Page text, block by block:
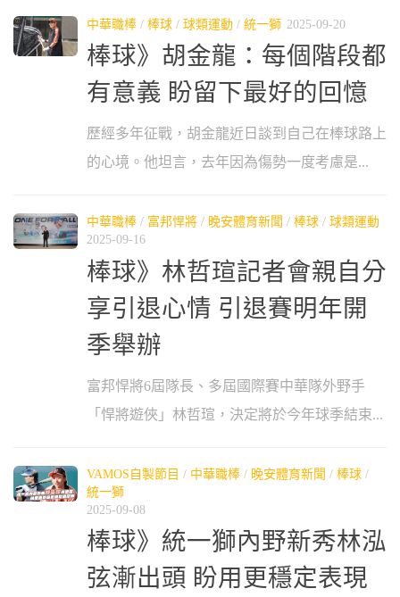
中華職棒 / 棒球 / 球類運動 / 統一獅 2025-09-20
棒球》胡金龍：每個階段都
有意義 盼留下最好的回憶
歷經多年征戰，胡金龍近日談到自己在棒球路上
的心境。他坦言，去年因為傷勢一度考慮是...
中華職棒 / 富邦悍將 / 晚安體育新聞 / 棒球 / 球類運動
2025-09-16
棒球》林哲瑄記者會親自分
享引退心情 引退賽明年開
季舉辦
富邦悍將6屆隊長、多屆國際賽中華隊外野手
「悍將遊俠」林哲瑄，決定將於今年球季結束...
VAMOS自製節目 / 中華職棒 / 晚安體育新聞 / 棒球 /
統一獅
2025-09-08
棒球》統一獅內野新秀林泓
弦漸出頭 盼用更穩定表現